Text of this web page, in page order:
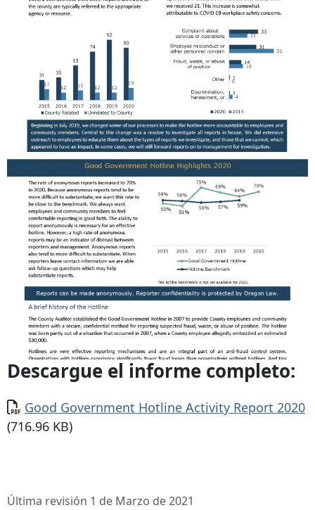
Descargue el informe completo:
Documento
Good Government Hotline Activity Report 2020
(716.96 KB)
Última revisión 1 de Marzo de 2021